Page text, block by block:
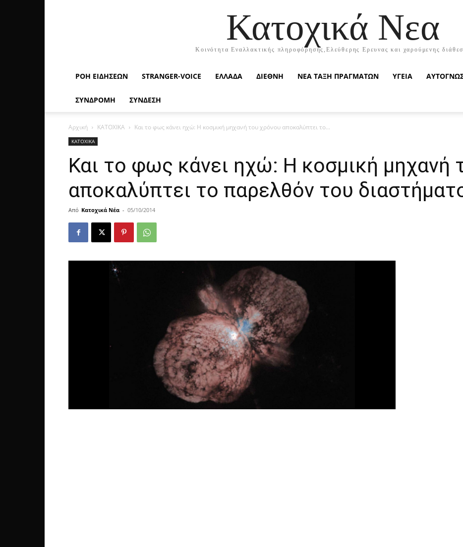
Κατοχικά Νεα
Κοινότητα Εναλλακτικής πληροφόρησης,Ελεύθερης Ερευνας και χαρούμενης
ΡΟΉ ΕΙΔΉΣΕΩΝ STRANGER-VOICE ΕΛΛΑΔΑ ΔΙΕΘΝΗ ΝΕΑ ΤΑΞΗ ΠΡΑΓΜΑΤΩΝ ΥΓΕΙΑ
ΣΥΝΔΡΟΜΗ ΣΥΝΔΕΣΗ
Αρχική ΚΑΤΟΧΙΚΑ Και το φως κάνει ηχώ: Η κοσμική μηχανή του χρόνου αποκαλύπτει το...
ΚΑΤΟΧΙΚΑ
Και το φως κάνει ηχώ: Η κοσμική μηχανή
αποκαλύπτει το παρελθόν του
Από Κατοχικά Νέα - 05/10/2014